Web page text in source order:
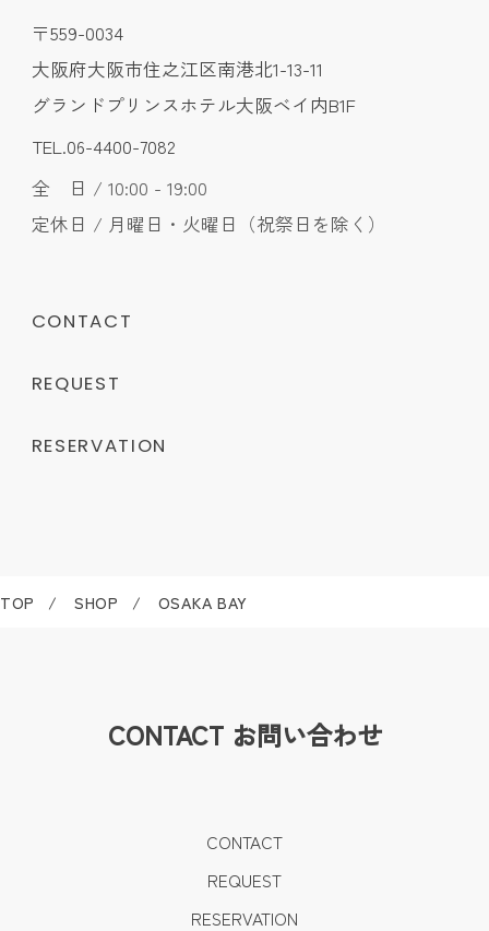
〒559-0034
大阪府大阪市住之江区南港北1-13-11
グランドプリンスホテル大阪ベイ内B1F
TEL.06-4400-7082
全 日 / 10:00 - 19:00
定休日 / 月曜日・火曜日（祝祭日を除く）
CONTACT
REQUEST
RESERVATION
TOP SHOP OSAKA BAY
CONTACT お問い合わせ
CONTACT
REQUEST
RESERVATION